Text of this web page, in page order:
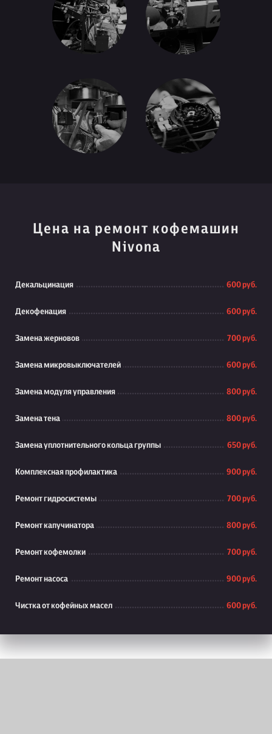
Цена на ремонт кофемашин
Nivona
Декальцинация 600 руб.
Декофенация 600 руб.
Замена жерновов 700 руб.
Замена микровыключателей 600 руб.
Замена модуля управления 800 руб.
Замена тена 800 руб.
Замена уплотнительного кольца группы 650 руб.
Комплексная профилактика 900 руб.
Ремонт гидросистемы 700 руб.
Ремонт капучинатора 800 руб.
Ремонт кофемолки 700 руб.
Ремонт насоса 900 руб.
Чистка от кофейных масел 600 руб.